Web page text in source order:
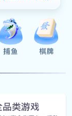
性物料，使不同比例
浆叶与桶身间隙小，
拌轴两端设有密封装
泻，料斗采···